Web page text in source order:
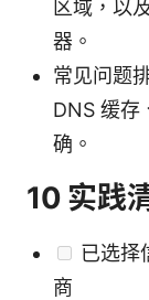
区域，以
器。
常见问题
DNS 缓存
确。
10 实践
已选择
商